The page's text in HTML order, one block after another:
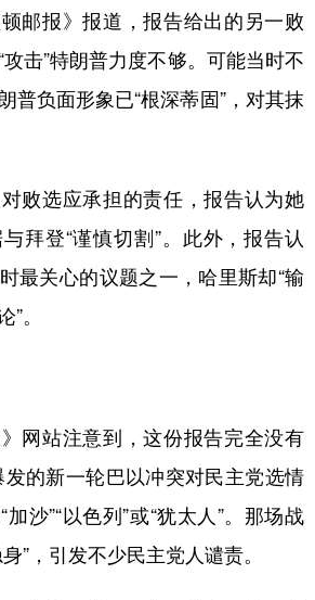
报》报道，报告给出的另一败
击”特朗普力度不够。可能当时不
普负面形象已“根深蒂固”，对其抹
选应承担的责任，报告认为她
拜登“谨慎切割”。此外，报告认
最关心的议题之一，哈里斯却“输
”。
站注意到，这份报告完全没有
的新一轮巴以冲突对民主党选情
沙”“以色列”或“犹太人”。那场战
”，引发不少民主党人谴责。